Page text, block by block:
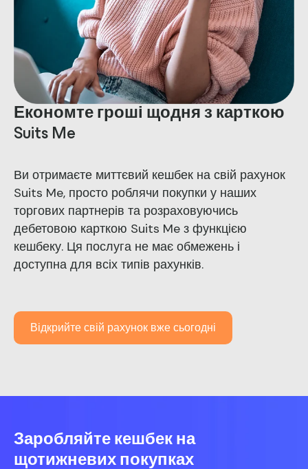
Економте гроші щодня з карткою
Suits Me
Ви отримаєте миттєвий кешбек на свій рахунок
Suits Me, просто роблячи покупки у наших
торгових партнерів та розраховуючись
дебетовою карткою Suits Me з функцією
кешбеку. Ця послуга не має обмежень і
доступна для всіх типів рахунків.
Відкрийте свій рахунок вже сьогодні
Заробляйте кешбек на
щотижневих покупках